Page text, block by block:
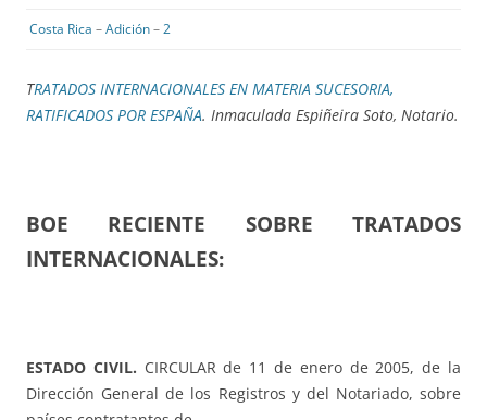
Costa Rica –Adición–2
TRATADOS INTERNACIONALES EN MATERIA SUCESORIA,
RATIFICADOS POR ESPAÑA. Inmaculada Espiñeira Soto, Notario.
BOE RECIENTE SOBRE TRATADOS
INTERNACIONALES:
ESTADO CIVIL. CIRCULAR de 11 de enero de 2005, de la
Dirección General de los Registros y del Notariado, sobre